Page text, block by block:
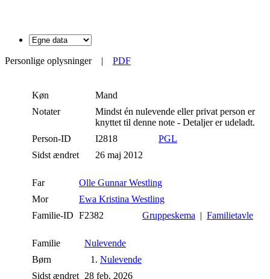
Personlige oplysninger| PDF
Køn
Mand
Notater
Mindst én nulevende eller privat person er
knyttet til denne note - Detaljer er udeladt.
Person-ID
I2818
PGL
Sidst ændret
26 maj 2012
Far
Olle Gunnar Westling
Mor
Ewa Kristina Westling
Familie-ID F2382 Gruppeskema | Familietavle
Familie
Nulevende
Børn
1. Nulevende
Sidst ændret 28 feb. 2026